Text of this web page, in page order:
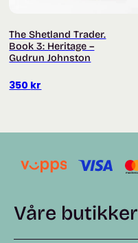
The Shetland Trader.
Book 3: Heritage –
Gudrun Johnston
350 kr
Våre butikker